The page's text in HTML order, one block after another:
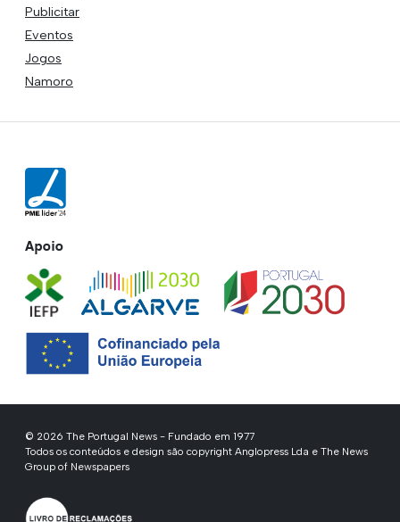
Publicitar
Eventos
Jogos
Namoro
Apoio
© 2026 The Portugal News - Fundado em 1977
Todos os conteúdos e design são copyright Anglopress Lda e The News
Group of Newspapers